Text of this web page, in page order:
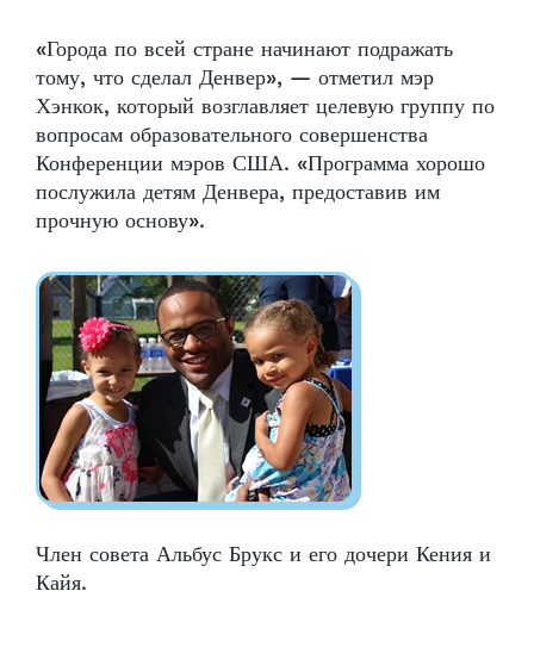
«Города по всей стране начинают подражать
тому, что сделал Денвер», — отметил мэр
Хэнкок, который возглавляет целевую группу по
вопросам образовательного совершенства
Конференции мэров США. «Программа хорошо
послужила детям Денвера, предоставив им
прочную основу».
Член совета Альбус Брукс и его дочери Кения и
Кайя.